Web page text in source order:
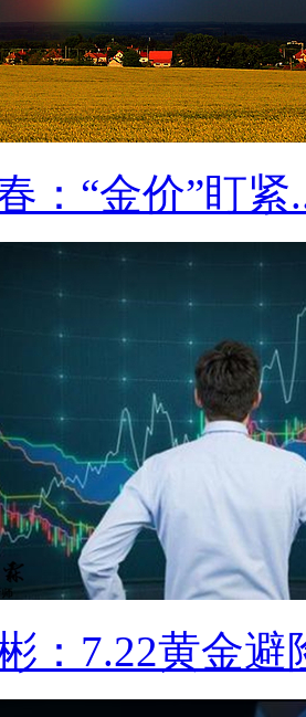
：“金价”盯紧
：7.22黄金避